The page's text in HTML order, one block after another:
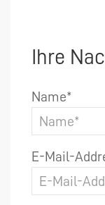
Ihre
Name*
E-Mail-